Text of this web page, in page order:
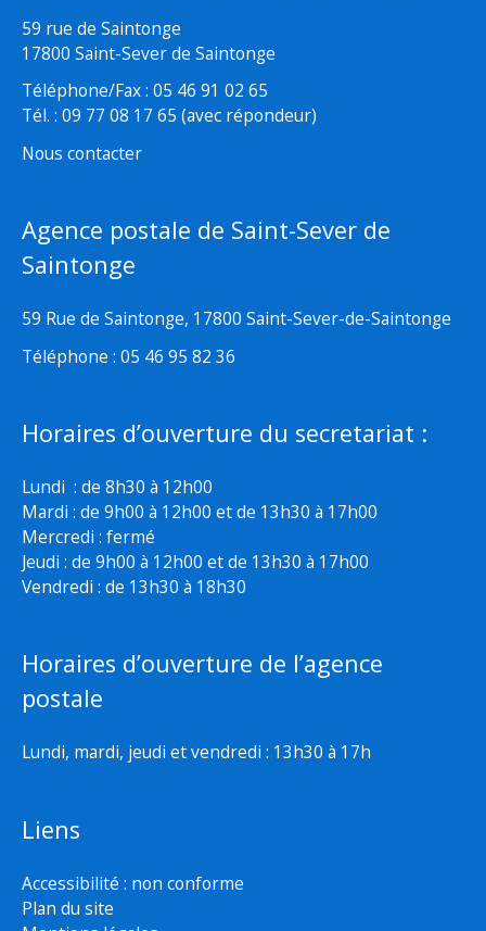
59 rue de Saintonge
17800 Saint-Sever de Saintonge
Téléphone/Fax : 05 46 91 02 65
Tél. : 09 77 08 17 65 (avec répondeur)
Nous contacter
Agence postale de Saint-Sever de
Saintonge
59 Rue de Saintonge, 17800 Saint-Sever-de-Saintonge
Téléphone : 05 46 95 82 36
Horaires d’ouverture du secretariat :
Lundi : de 8h30 à 12h00
Mardi : de 9h00 à 12h00 et de 13h30 à 17h00
Mercredi : fermé
Jeudi : de 9h00 à 12h00 et de 13h30 à 17h00
Vendredi : de 13h30 à 18h30
Horaires d’ouverture de l’agence
postale
Lundi, mardi, jeudi et vendredi : 13h30 à 17h
Liens
Accessibilité : non conforme
Plan du site